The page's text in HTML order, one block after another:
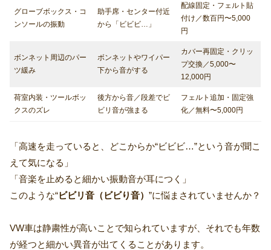
グローブボックス・コ
ンソールの振動
助手席・センター付近
から「ビビビ…」
配線固定・フェルト貼
付け／数百円〜5,000
円
ボンネット周辺のパー
ツ緩み
ボンネットやワイパー
下から音がする
カバー再固定・クリッ
プ交換／5,000〜
12,000円
荷室内装・ツールボッ
クスのズレ
後方から音／段差でビ
ビリ音が強まる
フェルト追加・固定強
化／無料〜5,000円
「高速を走っていると、どこからか“ビビビ…”という音が聞こ
えて気になる」
「音楽を止めると細かい振動音が耳につく」
このような“ビビリ音（ビビり音） ”に悩まされていませんか？
VW車は静粛性が高いことで知られていますが、それでも年数
が経つと細かい異音が出てくることがあります。